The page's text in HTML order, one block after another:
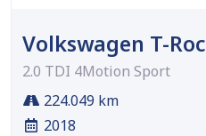
Volkswagen T-Roc
2.0 TDI 4Motion Sport
224.049 km
2018